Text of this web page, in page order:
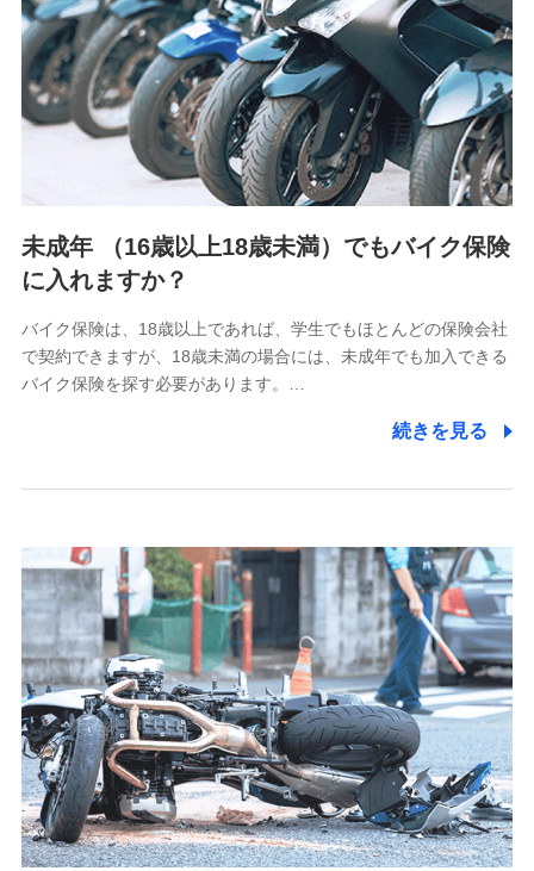
4.家族・友達紹介にて取得した個人情報
被紹介者への連絡、及び当社と取引のあるもしくは委託を受
けている保険会社・提携会社の保険その他に関する情報を提
供し、金融商品等の契約を勧奨するため
アンケートやキャンペーン等の実施のため
上記に係る連絡・手続き・管理等付帯業務を行うため
5.通話録音にて取得する情報
電話対応の品質向上およびお問合せ内容の正確な把握のため
6.採用応募者の個人情報
採用選考および入社手続を実施するため
7.社員（従業者）の個人情報
退職関連処理等の各種手続きのため、当社と従業員または従
取引先としての選定業務、営業情報の提供業務、契約締結手
続き業務、取引管理業務、およびこれらに準ずる業務の遂行
のため
9.お問い合わせ情報
各種お問い合わせに対応するため
10.受託業務の 個人情報
受託業務の遂行およびこれらに準ずる業務の遂行のため
11.マイカー通勤管理クラウド並びに法人向けASPサー
ビスに関してのお問い合わせ情報
未成年 （16歳以上18歳未満）でもバイク保険
に入れますか？
バイク保険は、18歳以上であれば、学生でもほとんどの保険会社
で契約できますが、18歳未満の場合には、未成年でも加入できる
バイク保険を探す必要があります。…
続きを見る